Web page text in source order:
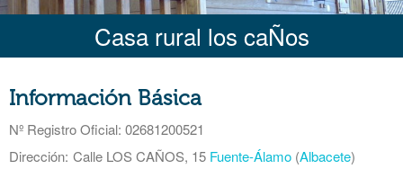
Casa rural los caÑos
Información Básica
Nº Registro Oficial: 02681200521
Dirección: Calle LOS CAÑOS, 15 Fuente-Álamo (Albacete)